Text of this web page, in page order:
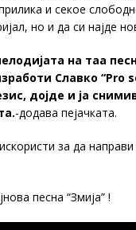
и секое
но и да си најде
на таа
Славко “Pro
дојде и ја
-додава пејачката.
за да
песна “Змија” !